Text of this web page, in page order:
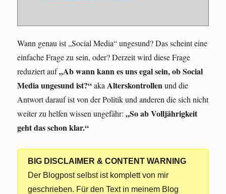
Wann genau ist „Social Media“ ungesund? Das scheint eine
einfache Frage zu sein, oder? Derzeit wird diese Frage
reduziert auf„Ab wann kann es uns egal sein, ob Social
Media ungesund ist?“aka Alterskontrollenund die
Antwort darauf ist von der Politik und anderen die sich nicht
weiter zu helfen wissen ungefähr:„So ab Volljährigkeit
geht das schon klar.“
BIG DISCLAIMER & CONTENT WARNING
Der Blogpost selbst ist komplett von mir
geschrieben. Für den Text in meinem Blog